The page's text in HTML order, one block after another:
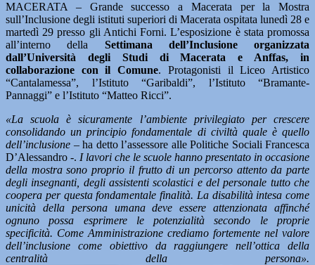
MACERATA – Grande successo a Macerata per la Mostra
sull’Inclusione degli istituti superiori di Macerata ospitata lunedì 28 e
martedì 29 presso gli Antichi Forni. L’esposizione è stata promossa
all’interno della Settimana dell’Inclusione organizzata
dall’Università degli Studi di Macerata e Anffas, in
collaborazione con il Comune. Protagonisti il Liceo Artistico
“Cantalamessa”, l’Istituto “Garibaldi”, l’Istituto “Bramante-
Pannaggi” e l’Istituto “Matteo Ricci”.
«La scuola è sicuramente l’ambiente privilegiato per crescere
consolidando un principio fondamentale di civiltà quale è quello
dell’inclusione –ha detto l’assessore alle Politiche Sociali Francesca
D’Alessandro -. I lavori che le scuole hanno presentato in occasione
della mostra sono proprio il frutto di un percorso attento da parte
degli insegnanti, degli assistenti scolastici e del personale tutto che
coopera per questa fondamentale finalità. La disabilità intesa come
unicità della persona umana deve essere attenzionata affinché
ognuno possa esprimere le potenzialità secondo le proprie
specificità. Come Amministrazione crediamo fortemente nel valore
dell’inclusione come obiettivo da raggiungere nell’ottica della
centralità della persona».